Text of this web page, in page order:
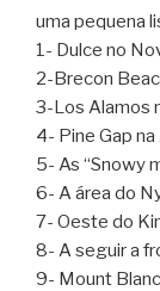
uma pequena
1- Dulce no
2-Brecon
3-Los Alamos
4- Pine Gap
5- As “Snowy
6- A área do
7- Oeste do
8- A seguir a
9- Mount